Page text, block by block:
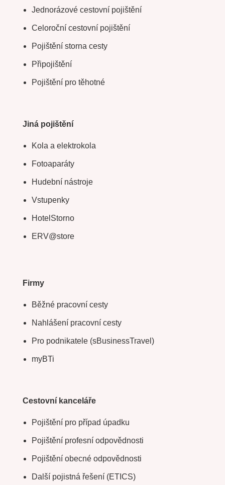
Jednorázové cestovní pojištění
Celoroční cestovní pojištění
Pojištění storna cesty
Připojištění
Pojištění pro těhotné
Jiná pojištění
Kola a elektrokola
Fotoaparáty
Hudební nástroje
Vstupenky
HotelStorno
ERV@store
Firmy
Běžné pracovní cesty
Nahlášení pracovní cesty
Pro podnikatele (sBusinessTravel)
myBTi
Cestovní kanceláře
Pojištění pro případ úpadku
Pojištění profesní odpovědnosti
Pojištění obecné odpovědnosti
Další pojistná řešení (ETICS)